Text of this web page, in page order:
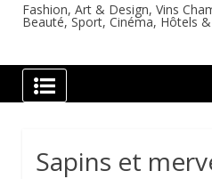
Fashion, Art & Design, Vins
Beauté, Sport, Cinéma, Hôtels
Sapins et